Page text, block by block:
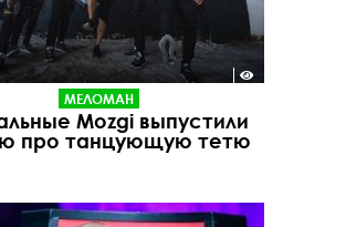
МЕЛОМАН
Mozgi выпустили
про танцующую тетю